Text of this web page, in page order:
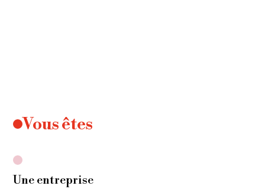
Vous êtes
Une entreprise